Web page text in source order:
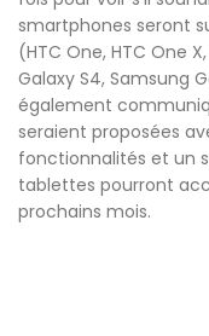
smartphones seront
(HTC One, HTC One
Galaxy S4, Samsung
également
seraient proposées
fonctionnalités et un
tablettes pourront
prochains mois.